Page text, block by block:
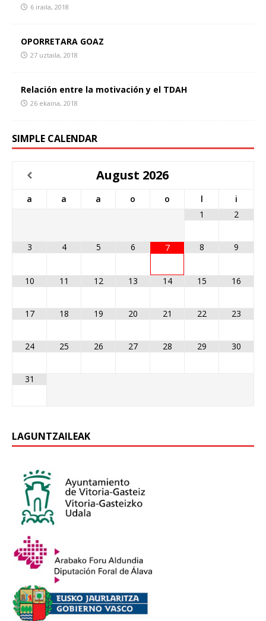
6 iraila, 2018
OPORRETARA GOAZ
27 uztaila, 2018
Relación entre la motivación y el TDAH
26 ekaina, 2018
SIMPLE CALENDAR
August 2026
a a a o o l
i
1
2
3 4 5 6 7 8 9
10 11 12 13 14 15 16
17 18 19 20 21 22 23
24 25 26 27 28 29 30
31
LAGUNTZAILEAK